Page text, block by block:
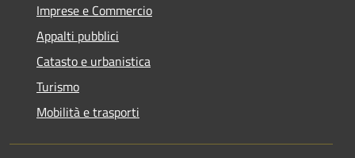
Imprese e Commercio
Appalti pubblici
Catasto e urbanistica
Turismo
Mobilità e trasporti